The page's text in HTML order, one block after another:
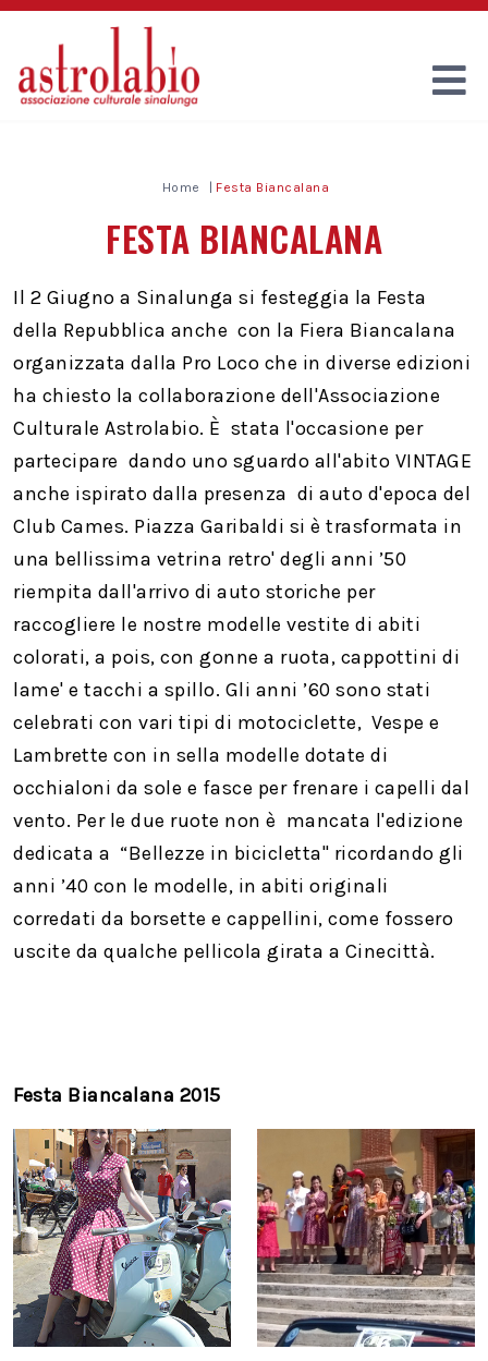
Home Festa Biancalana
FESTA BIANCALANA
Il 2 Giugno a Sinalunga si festeggia la Festa
della Repubblica anche con la Fiera Biancalana
organizzata dalla Pro Loco che in diverse edizioni
ha chiesto la collaborazione dell'Associazione
Culturale Astrolabio. È stata l'occasione per
partecipare dando uno sguardo all'abito VINTAGE
anche ispirato dalla presenza di auto d'epoca del
Club Cames. Piazza Garibaldi si è trasformata in
una bellissima vetrina retro' degli anni ’50
riempita dall'arrivo di auto storiche per
raccogliere le nostre modelle vestite di abiti
colorati, a pois, con gonne a ruota, cappottini di
lame' e tacchi a spillo. Gli anni ’60 sono stati
celebrati con vari tipi di motociclette, Vespe e
Lambrette con in sella modelle dotate di
occhialoni da sole e fasce per frenare i capelli dal
vento. Per le due ruote non è mancata l'edizione
dedicata a “Bellezze in bicicletta" ricordando gli
anni ’40 con le modelle, in abiti originali
corredati da borsette e cappellini, come fossero
uscite da qualche pellicola girata a Cinecittà.
Festa Biancalana 2015